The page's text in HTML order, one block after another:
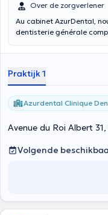
Over de zorgverlener
Au cabinet AzurDental,
dentisterie générale
haute qualité pour toute
Praktijk 1
Azurdental Clinique
Avenue du Roi Albert
Volgende